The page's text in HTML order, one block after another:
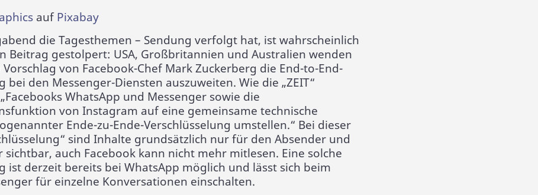
aufPixabay
die Tagesthemen – Sendung verfolgt hat, ist wahrscheinlich
Beitrag gestolpert: USA, Großbritannien und Australien wenden
von Facebook-Chef Mark Zuckerberg die End-to-End-
bei den Messenger-Diensten auszuweiten. Wie die „ZEIT“
WhatsApp und Messenger sowie die
von Instagram auf eine gemeinsame technische
Ende-zu-Ende-Verschlüsselung umstellen.“ Bei dieser
sind Inhalte grundsätzlich nur für den Absender und
sichtbar, auch Facebook kann nicht mehr mitlesen. Eine solche
ist derzeit bereits bei WhatsApp möglich und lässt sich beim
für einzelne Konversationen einschalten.